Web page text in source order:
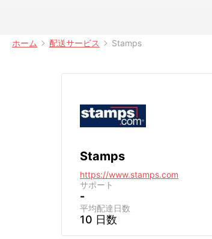
ホーム 配送サービス Stamps
Stamps
https://www.stamps.com
サポート
-
平均配達日数
10 日数